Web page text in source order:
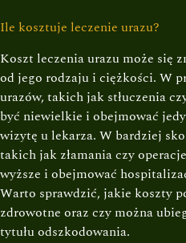
Ile kosztuje leczenie urazu?
Koszt leczenia urazu może się
od jego rodzaju i ciężkości. W
urazów, takich jak stłuczenia
być niewielkie i obejmować
wizytę u lekarza. W bardziej
takich jak złamania czy
wyższe i obejmować
Warto sprawdzić, jakie koszty
zdrowotne oraz czy można
tytułu odszkodowania.